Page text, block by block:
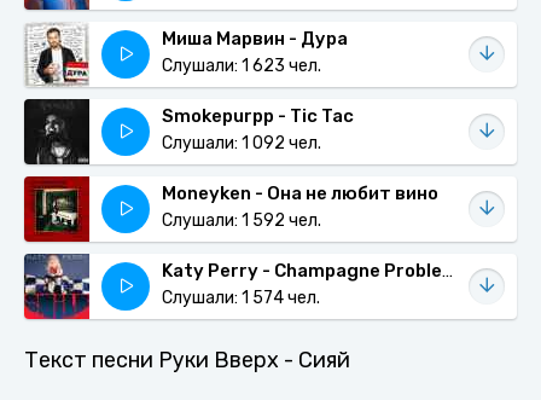
Миша Марвин - Дура
Слушали: 1 623 чел.
Smokepurpp - Tic Tac
Слушали: 1 092 чел.
Moneyken - Она не любит вино
Слушали: 1 592 чел.
Katy Perry - Champagne Problems
Слушали: 1 574 чел.
Текст песни Руки Вверх - Сияй